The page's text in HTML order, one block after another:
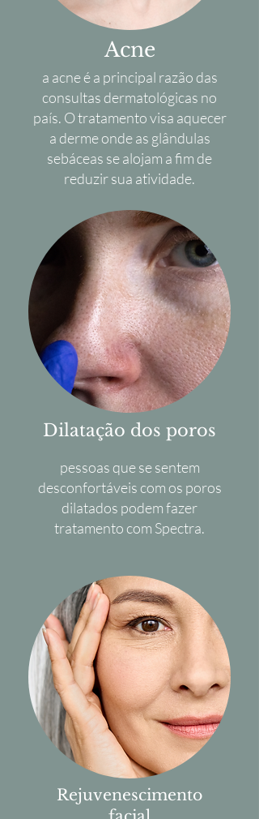
Acne
a acne é a principal razão das
consultas dermatológicas no
país. O tratamento visa aquecer
a derme onde as glândulas
sebáceas se alojam a fim de
reduzir sua atividade.
Dilatação dos poros
pessoas que se sentem
desconfortáveis com os poros
dilatados podem fazer
tratamento com Spectra.
Rejuvenescimento